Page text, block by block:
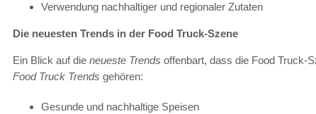
Verwendung nachhaltiger und regionaler Zutaten
Die neuesten Trends in der Food Truck-Szene
Ein Blick auf die neueste Trends offenbart, dass die Food Truck-
Food Truck Trends gehören:
Gesunde und nachhaltige Speisen